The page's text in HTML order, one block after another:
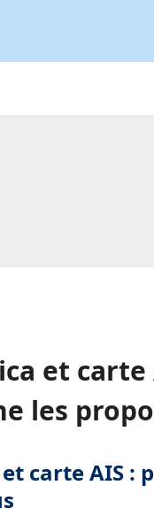
et
les
carte AIS :